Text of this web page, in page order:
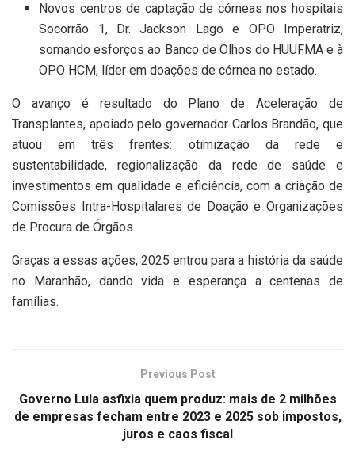
Novos centros de captação de córneas nos hospitais
Socorrão 1, Dr. Jackson Lago e OPO Imperatriz,
somando esforços ao Banco de Olhos do HUUFMA e à
OPO HCM, líder em doações de córnea no estado.
O avanço é resultado do Plano de Aceleração de
Transplantes, apoiado pelo governador Carlos Brandão, que
atuou em três frentes: otimização da rede e
sustentabilidade, regionalização da rede de saúde e
investimentos em qualidade e eficiência, com a criação de
Comissões Intra-Hospitalares de Doação e Organizações
de Procura de Órgãos.
Graças a essas ações, 2025 entrou para a história da saúde
no Maranhão, dando vida e esperança a centenas de
famílias.
Previous Post
Governo Lula asfixia quem produz: mais de 2 milhões
de empresas fecham entre 2023 e 2025 sob impostos,
juros e caos fiscal